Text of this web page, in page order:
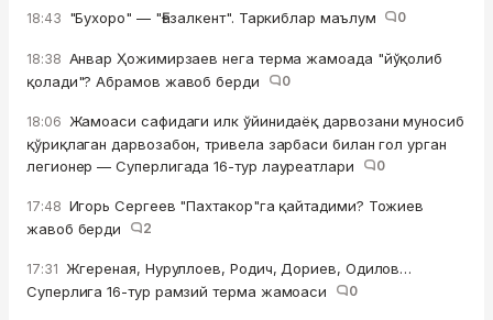
18:43 "Бухоро" — "Ғазалкент". Таркиблар маълум 0
18:38 Анвар Ҳожимирзаев нега терма жамоада "йўқолиб
қолади"? Абрамов жавоб берди
0
18:06 Жамоаси сафидаги илк ўйинидаёқ дарвозани муносиб
қўриқлаган дарвозабон, тривела зарбаси билан гол урган
легионер — Суперлигада 16-тур лауреатлари
0
17:48 Игорь Сергеев "Пахтакор"га қайтадими? Тожиев
жавоб берди
2
17:31 Жгереная, Нуруллоев, Родич, Дориев, Одилов…
Суперлига 16-тур рамзий терма жамоаси
0